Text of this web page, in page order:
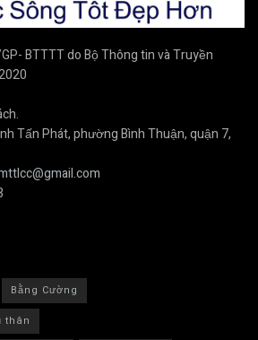
BTTTT do Bộ Thông tin và Truyền
Tấn Phát, phường Bình Thuận, quận 7,
Bằng Cường
thân